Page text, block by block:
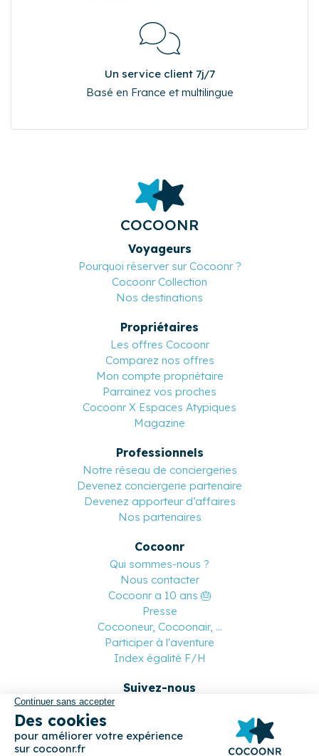
Un service client 7j/7
Basé en France et multilingue
COCOONR
Voyageurs
Pourquoi réserver sur Cocoonr ?
Cocoonr Collection
Nos destinations
Propriétaires
Les offres Cocoonr
Comparez nos offres
Mon compte propriétaire
Parrainez vos proches
Cocoonr X Espaces Atypiques
Magazine
Professionnels
Notre réseau de conciergeries
Devenez conciergerie partenaire
Devenez apporteur d’affaires
Nos partenaires
Cocoonr
Qui sommes-nous ?
Nous contacter
Cocoonr a 10 ans 🎂
Presse
Cocooneur, Cocoonair, ...
Participer à l'aventure
Index égalité F/H
Suivez-nous